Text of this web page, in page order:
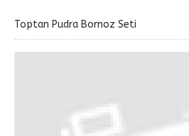
Toptan Pudra Bornoz Seti